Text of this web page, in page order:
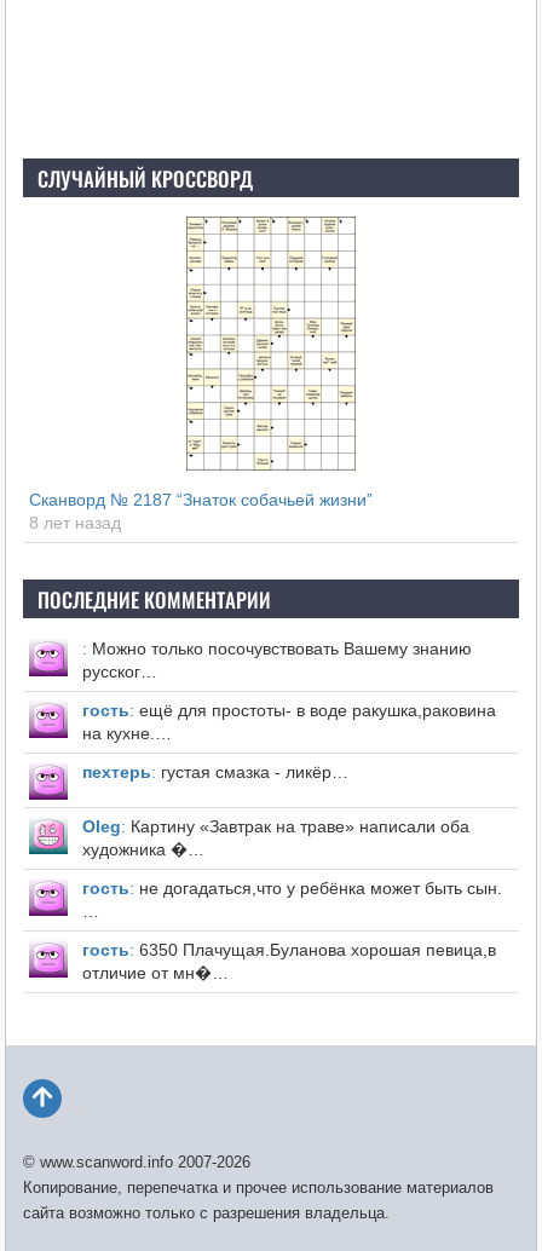
СЛУЧАЙНЫЙ КРОССВОРД
Сканворд № 2187 “Знаток собачьей жизни”
8 лет назад
ПОСЛЕДНИЕ КОММЕНТАРИИ
: Можно только посочувствовать Вашему знанию
русског…
гость: ещё для простоты- в воде ракушка,раковина
на кухне.…
пехтерь: густая смазка - ликёр…
Оleg: Картину «Завтрак на траве» написали оба
художника �…
гость: не догадаться,что у ребёнка может быть сын.
…
гость: 6350 Плачущая.Буланова хорошая певица,в
отличие от мн�…
© www.scanword.info 2007-2026
Копирование, перепечатка и прочее использование материалов
сайта возможно только с разрешения владельца.